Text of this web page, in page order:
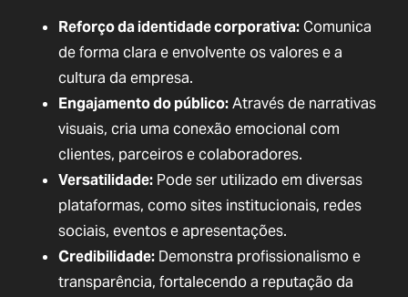
Reforço da identidade corporativa:Comunica
de forma clara e envolvente os valores e a
cultura da empresa.
Engajamento do público:Através de narrativas
visuais, cria uma conexão emocional com
clientes, parceiros e colaboradores.
Versatilidade: Pode ser utilizado em diversas
plataformas, como sites institucionais, redes
sociais, eventos e apresentações.
Credibilidade: Demonstra profissionalismo e
transparência, fortalecendo a reputação da